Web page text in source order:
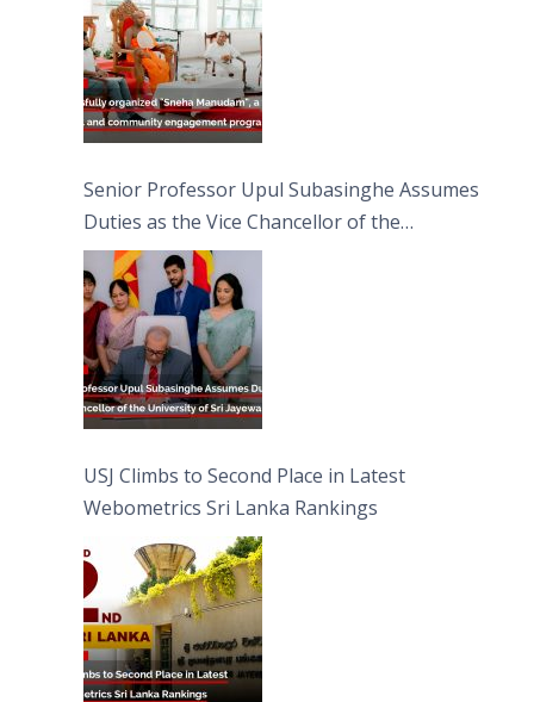
Senior Professor Upul Subasinghe Assumes
Duties as the Vice Chancellor of the
University of Sri Jayewardenepura
USJ Climbs to Second Place in Latest
Webometrics Sri Lanka Rankings